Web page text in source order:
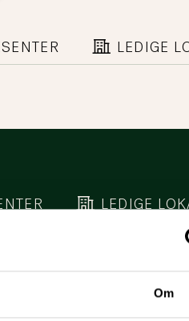
Om
LEDIGE
LEDIGE